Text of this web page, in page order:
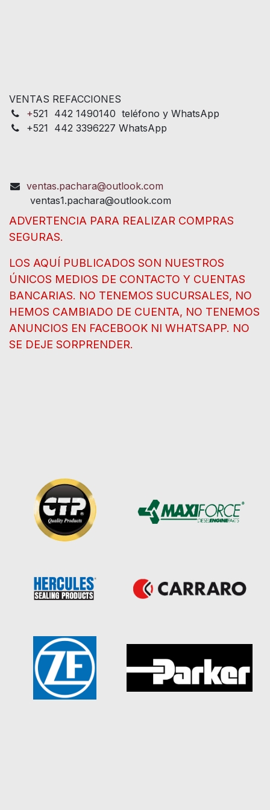
VENTAS REFACCIONES
+521 442 1490140 teléfono y WhatsApp
+521 442 3396227 WhatsApp
ventas.pachara@outlook.com
ventas1.pachara@outlook.com
ADVERTENCIA PARA REALIZAR COMPRAS
SEGURAS.
LOS AQUÍ PUBLICADOS SON NUESTROS
ÚNICOS MEDIOS DE CONTACTO Y CUENTAS
BANCARIAS. NO TENEMOS SUCURSALES, NO
HEMOS CAMBIADO DE CUENTA, NO TENEMOS
ANUNCIOS EN FACEBOOK NI WHATSAPP. NO
SE DEJE SORPRENDER.